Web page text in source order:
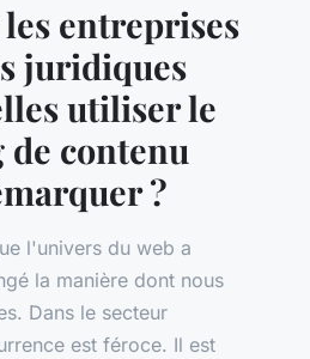
entreprises
juridiques
utiliser le
contenu
?
l'univers du web a
la manière dont nous
Dans le secteur
est féroce. Il est